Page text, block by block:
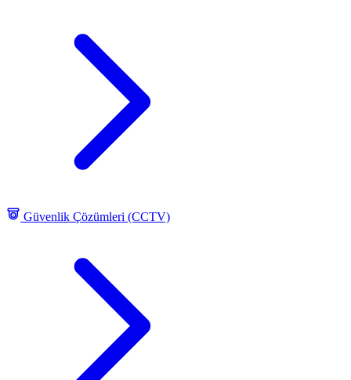
Güvenlik Çözümleri (CCTV)